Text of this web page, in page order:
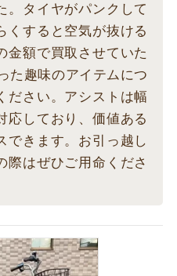
。タイヤがパンクして
くすると空気が抜ける
金額で買取させていた
た趣味のアイテムにつ
ださい。アシストは幅
応しており、価値ある
できます。お引っ越し
際はぜひご用命くださ